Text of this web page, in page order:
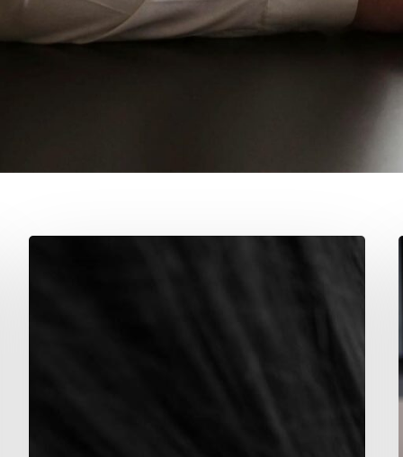
Mikä